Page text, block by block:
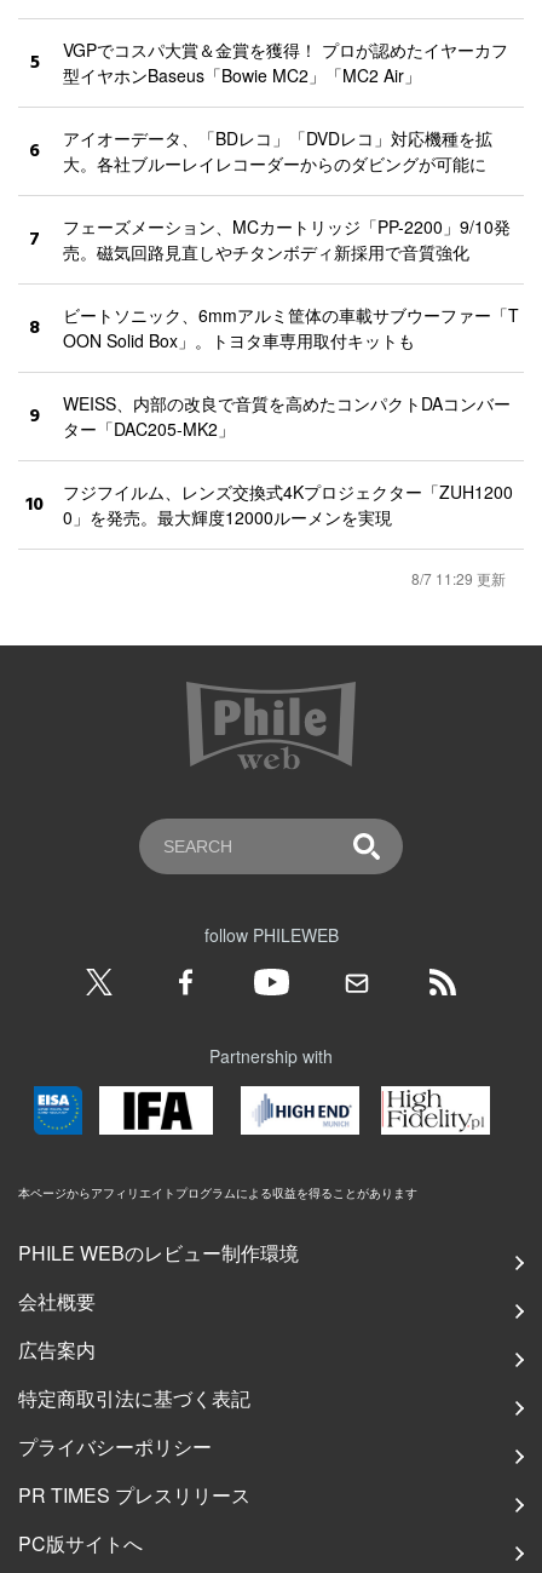
5
VGPでコスパ大賞＆金賞を獲得！ プロが認めたイヤーカフ
型イヤホンBaseus「Bowie MC2」「MC2 Air」
6
アイオーデータ、「BDレコ」「DVDレコ」対応機種を拡
大。各社ブルーレイレコーダーからのダビングが可能に
7
フェーズメーション、MCカートリッジ「PP-2200」9/10発
売。磁気回路見直しやチタンボディ新採用で音質強化
8
ビートソニック、6mmアルミ筐体の車載サブウーファー「T
OON Solid Box」。トヨタ車専用取付キットも
9
WEISS、内部の改良で音質を高めたコンパクトDAコンバー
ター「DAC205-MK2」
10
フジフイルム、レンズ交換式4Kプロジェクター「ZUH1200
0」を発売。最大輝度12000ルーメンを実現
8/7 11:29 更新
follow PHILEWEB
Partnership with
本ページからアフィリエイトプログラムによる収益を得ることがあります
PHILE WEBのレビュー制作環境
会社概要
広告案内
特定商取引法に基づく表記
プライバシーポリシー
PR TIMES プレスリリース
PC版サイトへ